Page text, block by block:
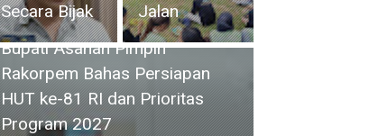
Jalan
2027
Camat Singkep Selatan Minta
ULP Dabo Singkep Mengaliri
Listtrik Desa Pulau Lalang
Selama 24 Jam